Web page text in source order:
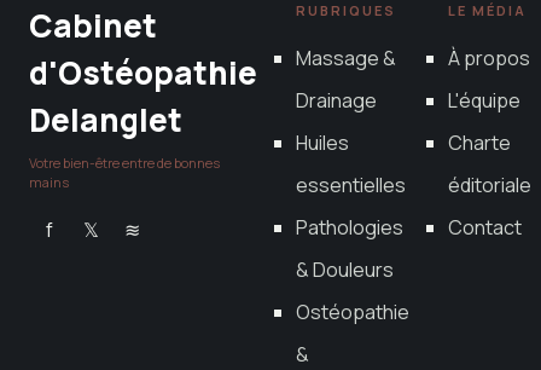
Cabinet
d'Ostéopathie
Delanglet
Votre bien-être entre de bonnes
mains
f 𝕏 ≋
RUBRIQUES
Massage &
Drainage
Huiles
essentielles
Pathologies
& Douleurs
Ostéopathie
&
LE MÉDIA
À propos
L'équipe
Charte
éditoriale
Contact